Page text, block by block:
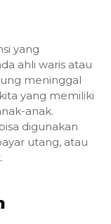
yang
ahli waris atau
meninggal
yang memiliki
anak.
digunakan
utang, atau